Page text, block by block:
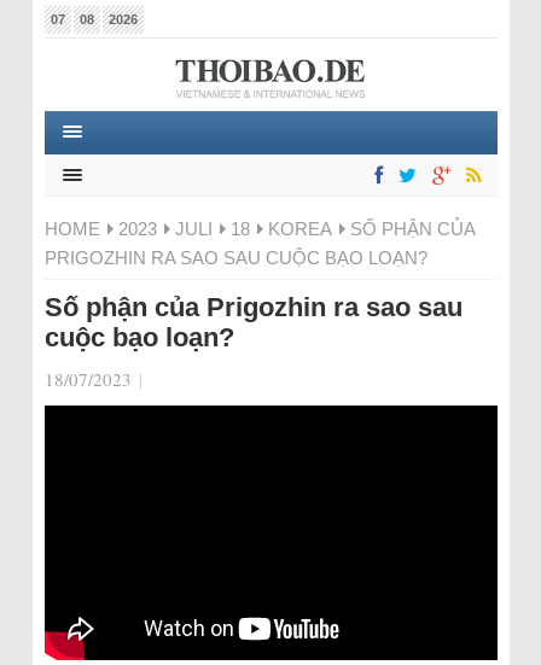
07 08 2026
HOME 2023 JULI 18 KOREA
SỐ PHẬN CỦA
PRIGOZHIN RA SAO SAU CUỘC BẠO LOẠN?
Số phận của Prigozhin ra sao sau
cuộc bạo loạn?
18/07/2023 |